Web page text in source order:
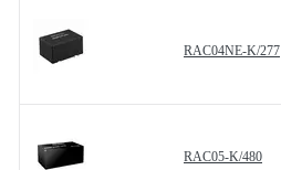
RAC04NE-K/277
RAC05-K/480